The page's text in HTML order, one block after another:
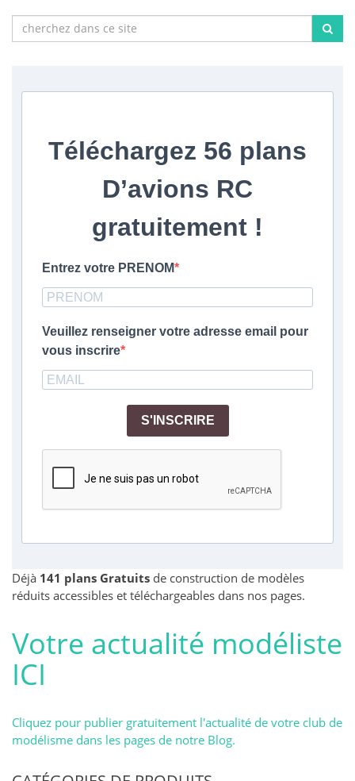
Téléchargez 56 plans
D’avions RC
gratuitement !
Entrez votre PRENOM
Veuillez renseigner votre adresse email pour
vous inscrire
S'INSCRIRE
Déjà 141 plans Gratuits de construction de modèles
réduits accessibles et téléchargeables dans nos pages.
Votre actualité modéliste
ICI
Cliquez pour publier gratuitement l'actualité de votre club de
modélisme dans les pages de notre Blog.